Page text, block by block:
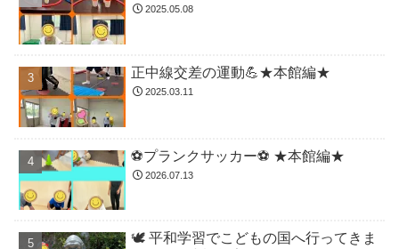
2025.05.08
正中線交差の運動💪★本館編★
2025.03.11
⚽️プランクサッカー⚽️ ★本館編★
2026.07.13
🕊️ 平和学習でこどもの国へ行ってきま